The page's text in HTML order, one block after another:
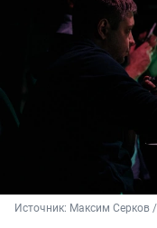
Источник: Максим Серков /